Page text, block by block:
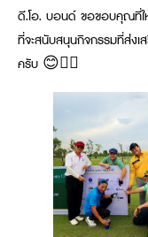
ดี.โอ. บอนด์ ขอขอบคุณที่ให้
ที่จะสนับสนุนกิจกรรมที่ส่งเ
ครับ 😊🏌️‍♂️